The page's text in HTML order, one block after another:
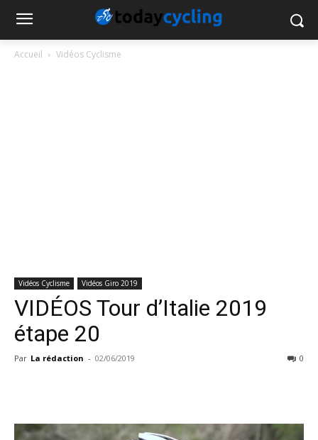
Accueil Vidéos Cyclisme
Vidéos Cyclisme Vidéos Giro 2019
VIDÉOS Tour d’Italie 2019
étape 20
Par La rédaction - 02/06/2019 0